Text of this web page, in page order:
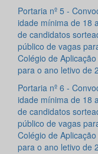
Portaria nº 5 -
idade mínima de 18
de candidatos
público de vagas
Colégio de
para o ano letivo de
Portaria nº 6 -
idade mínima de 18
de candidatos
público de vagas
Colégio de
para o ano letivo de